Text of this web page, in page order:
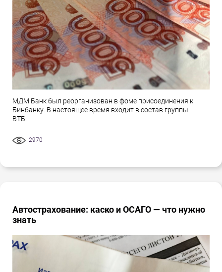
МДМ Банк был реорганизован в фоме присоединения к
Бинбанку. В настоящее время входит в состав группы
ВТБ.
2970
Автострахование: каско и ОСАГО — что нужно
знать